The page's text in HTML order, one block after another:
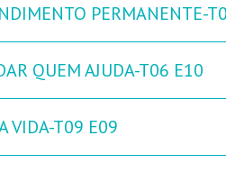
PERMANENTE-
QUEM AJUDA-T06 E10
VIDA-T09 E09